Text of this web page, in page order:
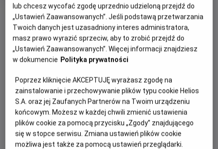
OBSERWUJ
PREMIERA
10 lipca 2026
Sébastien Vaniček
Sébastien Vaniček, Florent
Bernard
OBSADA
Hunter Doohan, Luciane Buchanan, Tandi Wright, Souheilę
Yacoub, George’a Pullar
WIĘCEJ SZCZEGÓŁÓW
Po śmierci męża kobieta szuka ukojenia u teściów w ich
odosobnionym domu na pustkowiu. Spokój szybko zamienia
się w koszmar, gdy kolejni członkowie rodziny, jeden po
drugim, padają ofiarą mrocznej siły i przemieniają się w
Deadites, opętanych przez demoniczne moce przywołane
lub chcesz wycofać zgodę uprzednio udzieloną przejdź do
„Ustawień Zaawansowanych”. Jeśli podstawą przetwarzania
Twoich danych jest uzasadniony interes administratora,
masz prawo wyrazić sprzeciw, aby to zrobić przejdź do
„Ustawień Zaawansowanych”. Więcej informacji znajdziesz
w dokumencie Polityka prywatności
Poprzez kliknięcie AKCEPTUJĘ wyrażasz zgodę na
zainstalowanie i przechowywanie plików typu cookie Helios
S.A. oraz jej Zaufanych Partnerów na Twoim urządzeniu
końcowym. Możesz w każdej chwili zmienić ustawienia
plików cookie za pomocą przycisku „Zgody” znajdującego
się w stopce serwisu. Zmiana ustawień plików cookie
możliwa jest także za pomocą ustawień przeglądarki.